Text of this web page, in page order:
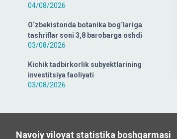
04/08/2026
O‘zbekistonda botanika bog‘lariga
tashriflar soni 3,8 barobarga oshdi
03/08/2026
Kichik tadbirkorlik subyektlarining
investitsiya faoliyati
03/08/2026
Navoiy viloyat statistika boshqarmasi